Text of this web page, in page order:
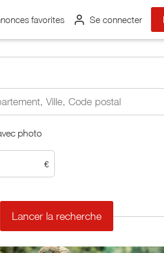
favorites Se connecter
photo
€